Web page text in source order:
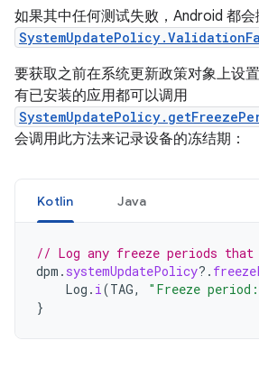
如果其中任何测试失败，Android 都会
要获取之前在系统更新政策对象上设
有已安装的应用都可以调用
会调用此方法来记录设备的冻结期：
Kotlin Java
// Log any freeze periods that
dpm . systemUpdatePolicy?.
Log . i(TAG, "Freeze period:
}